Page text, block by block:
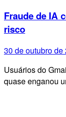
Fraude de IA
risco
30 de outubro de
Usuários do
quase enganou